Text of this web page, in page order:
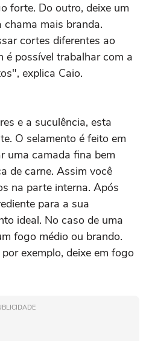
forte. Do outro, deixe um
chama mais branda.
cortes diferentes ao
é possível trabalhar com a
explica Caio.
e a suculência, esta
O selamento é feito em
uma camada fina bem
de carne. Assim você
na parte interna. Após
para a sua
ideal. No caso de uma
fogo médio ou brando.
exemplo, deixe em fogo